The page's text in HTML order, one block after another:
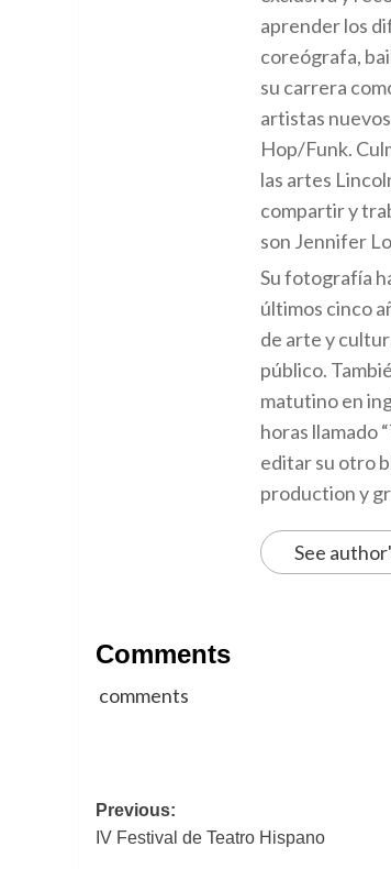
aprender los
coreógrafa,
su carrera
artistas
Hop/Funk.
las artes
compartir y
son Jennifer
Su fotografía
últimos cinco
de arte y
público.
matutino en
horas llamado
editar su otro
production y
See
Comments
comments
Post
navigation
Previous:
IV Festival de Teatro Hispano